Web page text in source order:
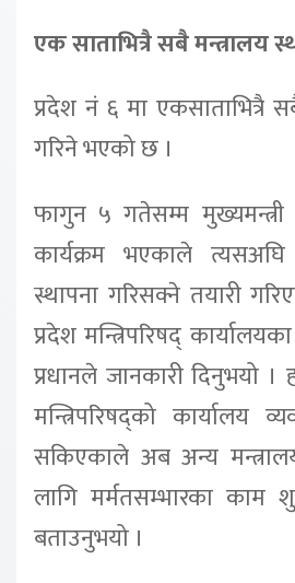
एक साताभित्रै सबै मन्त्रालय
प्रदेश नं ६ मा एकसाताभित्रै
गरिने भएको छ ।
फागुन ५ गतेसम्म मुख्यमन्त्री
कार्यक्रम भएकाले
स्थापना गरिसक्ने तयारी
प्रदेश मन्त्रिपरिषद्
प्रधानले जानकारी दिनुभयो ।
मन्त्रिपरिषद्को कार्यालय
सकिएकाले अब अन्य
लागि मर्मतसम्भारका काम
बताउनुभयो ।